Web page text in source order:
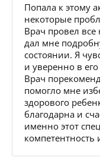
Попала к этому
некоторые
Врач провел
дал мне
состоянии. Я
и уверенно в
Врач
помогло мне
здорового
благодарна и
именно этот
компетентность